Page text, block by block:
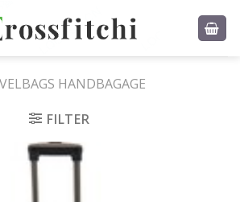
HANDBAGAGE
FILTER